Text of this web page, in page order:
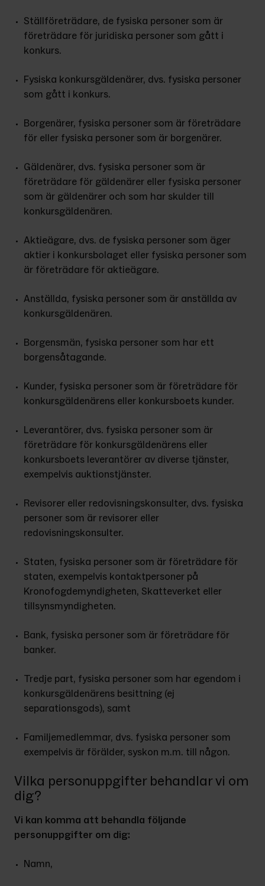
Ställföreträdare, de fysiska personer som är
företrädare för juridiska personer som gått i
konkurs.
Fysiska konkursgäldenärer, dvs. fysiska personer
som gått i konkurs.
Borgenärer, fysiska personer som är företrädare
för eller fysiska personer som är borgenärer.
Gäldenärer, dvs. fysiska personer som är
företrädare för gäldenärer eller fysiska personer
som är gäldenärer och som har skulder till
konkursgäldenären.
Aktieägare, dvs. de fysiska personer som äger
aktier i konkursbolaget eller fysiska personer som
är företrädare för aktieägare.
Anställda, fysiska personer som är anställda av
konkursgäldenären.
Borgensmän, fysiska personer som har ett
borgensåtagande.
Kunder, fysiska personer som är företrädare för
konkursgäldenärens eller konkursboets kunder.
Leverantörer, dvs. fysiska personer som är
företrädare för konkursgäldenärens eller
konkursboets leverantörer av diverse tjänster,
exempelvis auktionstjänster.
Revisorer eller redovisningskonsulter, dvs. fysiska
personer som är revisorer eller
redovisningskonsulter.
Staten, fysiska personer som är företrädare för
staten, exempelvis kontaktpersoner på
Kronofogdemyndigheten, Skatteverket eller
tillsynsmyndigheten.
Bank, fysiska personer som är företrädare för
banker.
Tredje part, fysiska personer som har egendom i
konkursgäldenärens besittning (ej
separationsgods), samt
Familjemedlemmar, dvs. fysiska personer som
exempelvis är förälder, syskon m.m. till någon.
Vilka personuppgifter behandlar vi om
dig?
Vi kan komma att behandla följande
personuppgifter om dig:
Namn,